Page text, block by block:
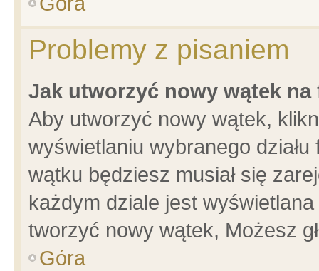
Problemy z pisaniem
Jak utworzyć nowy wątek na
Aby utworzyć nowy wątek,
wyświetlaniu wybranego
wątku będziesz musiał się
każdym dziale jest
tworzyć nowy wątek, Możesz
Góra